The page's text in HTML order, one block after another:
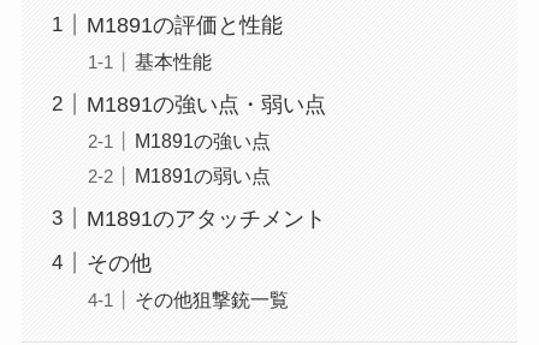
M1891の評価と性能
基本性能
M1891の強い点・弱い点
M1891の強い点
M1891の弱い点
M1891のアタッチメント
その他
その他狙撃銃一覧